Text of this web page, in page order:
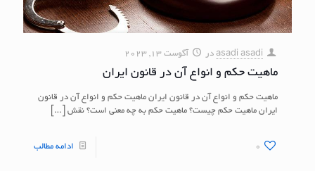
asadi asadi در آگوست 13, 2023
ماهیت حکم و انواع آن در قانون ایران
ماهیت حکم و انواع آن در قانون ایران ماهیت حکم و انواع آن در قانون
ایران ماهیت حکم چیست؟ ماهیت حکم به چه معنی است؟ نقش […]
0 ادامه مطالب